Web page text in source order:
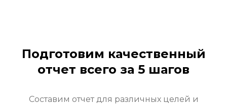
Подготовим качественный
отчет всего за 5 шагов
Составим отчет для различных целей и